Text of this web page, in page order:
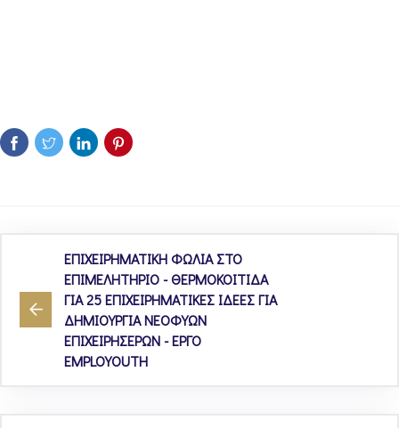
ΕΠΙΧΕΙΡΗΜΑΤΙΚΗ ΦΩΛΙΑ ΣΤΟ
ΕΠΙΜΕΛΗΤΗΡΙΟ - ΘΕΡΜΟΚΟΙΤΙΔΑ
ΓΙΑ 25 ΕΠΙΧΕΙΡΗΜΑΤΙΚΕΣ ΙΔΕΕΣ ΓΙΑ
ΔΗΜΙΟΥΡΓΙΑ ΝΕΟΦΥΩΝ
ΕΠΙΧΕΙΡΗΣΕΡΩΝ - ΕΡΓΟ
EMPLOYOUTH